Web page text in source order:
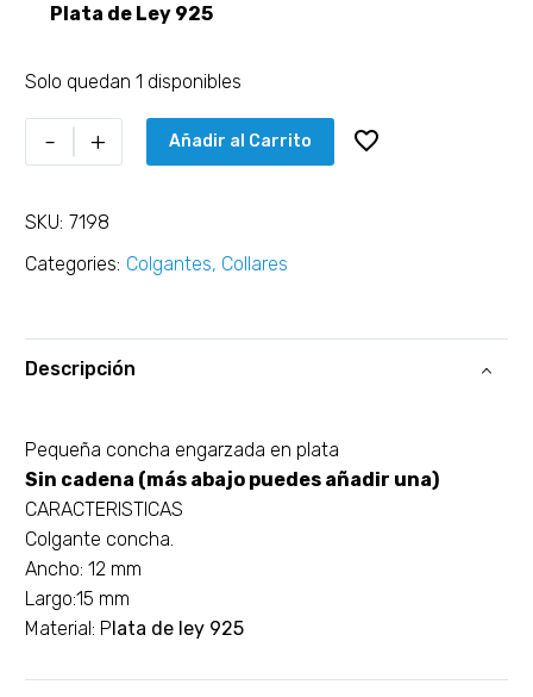
Plata de Ley 925
Solo quedan 1 disponibles
- + Añadir al Carrito
SKU: 7198
Categories: Colgantes, Collares
Descripción
Pequeña concha engarzada en plata
Sin cadena (más abajo puedes añadir una)
CARACTERISTICAS
Colgante concha.
Ancho: 12 mm
Largo:15 mm
Material: Plata de ley 925